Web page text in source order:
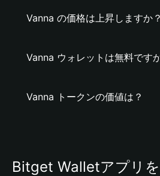
Vanna の価格は上昇しますか？
Vanna ウォレットは無料です
Vanna トークンの価値は？
Bitget Walletアプリ